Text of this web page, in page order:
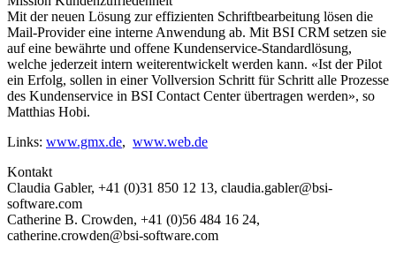
Mit der neuen Lösung zur effizienten Schriftbearbeitung lösen die
Mail-Provider eine interne Anwendung ab. Mit BSI CRM setzen sie
auf eine bewährte und offene Kundenservice-Standardlösung,
welche jederzeit intern weiterentwickelt werden kann. «Ist der Pilot
ein Erfolg, sollen in einer Vollversion Schritt für Schritt alle Prozesse
des Kundenservice in BSI Contact Center übertragen werden», so
Matthias Hobi.
Links: www.gmx.de, www.web.de
Kontakt
Claudia Gabler, +41 (0)31 850 12 13, claudia.gabler@bsi-
software.com
Catherine B. Crowden, +41 (0)56 484 16 24,
catherine.crowden@bsi-software.com